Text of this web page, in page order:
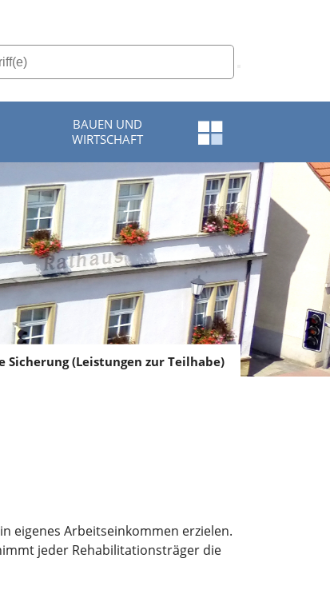
BAUEN UND
WIRTSCHAFT
Schnellzugriff-
Menü
öffnen
Sicherung (Leistungen zur Teilhabe)
eigenes Arbeitseinkommen erzielen.
jeder Rehabilitationsträger die